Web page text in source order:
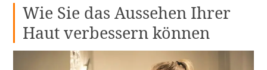
Wie Sie das Aussehen Ihrer
Haut verbessern können